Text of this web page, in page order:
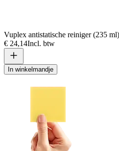
Vuplex antistatische reiniger (235 ml)
€ 24,14Incl. btw
In winkelmandje